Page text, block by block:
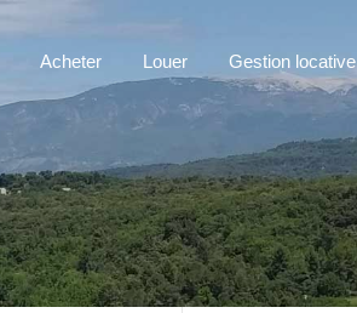
Acheter Louer Gestion locative